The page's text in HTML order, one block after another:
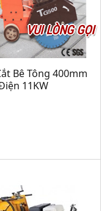
VUI LÒNG GỌI
Bê Tông 400mm
11KW